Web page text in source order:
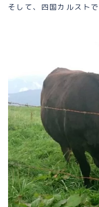
そして、四国カルストで